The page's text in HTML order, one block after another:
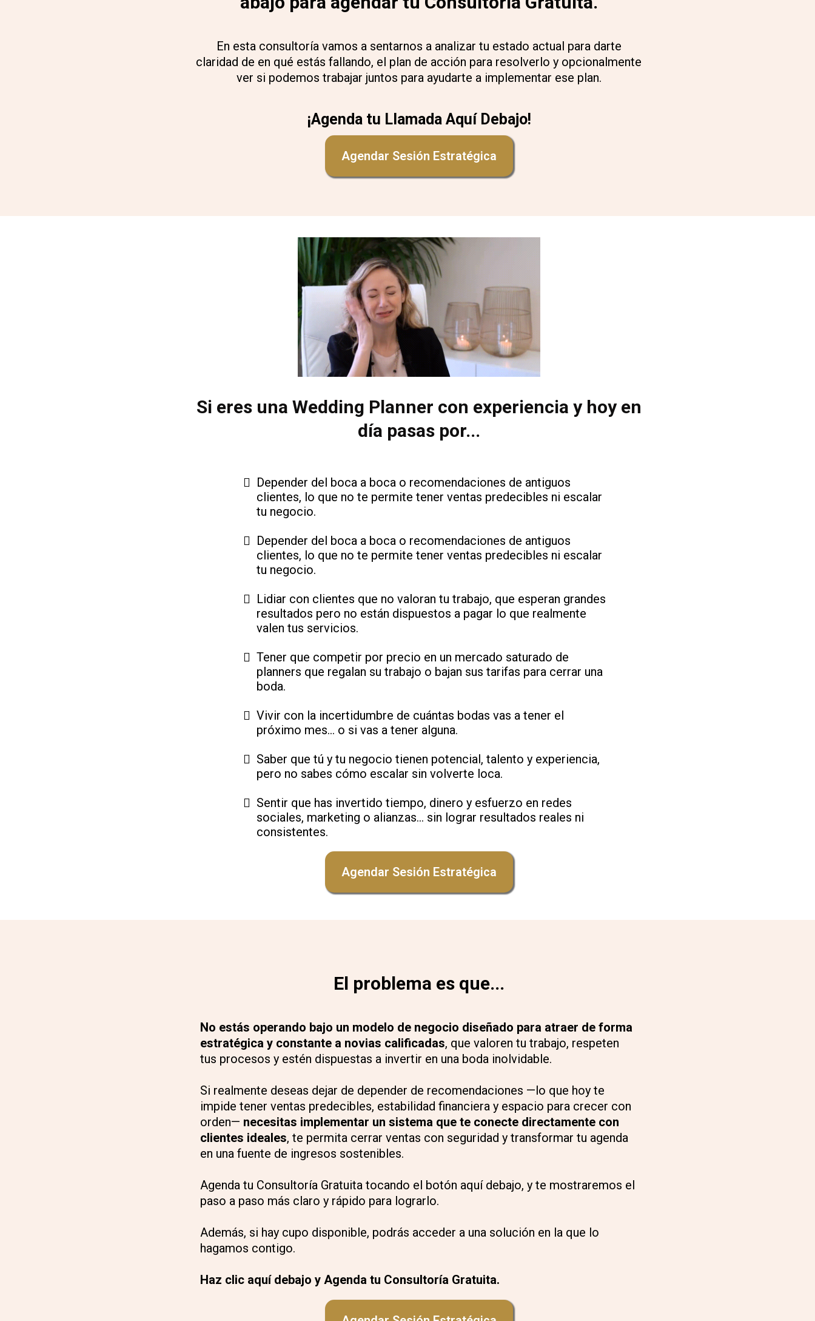
En esta consultoría vamos a sentarnos a analizar tu estado actual para darte
claridad de en qué estás fallando, el plan de acción para resolverlo y opcionalmente
ver si podemos trabajar juntos para ayudarte a implementar ese plan.
¡Agenda tu Llamada Aquí Debajo!
Agendar Sesión Estratégica
Si eres una Wedding Planner con experiencia y hoy en
día pasas por...
Depender del boca a boca o recomendaciones de antiguos
clientes, lo que no te permite tener ventas predecibles ni escalar
tu negocio.
Depender del boca a boca o recomendaciones de antiguos
clientes, lo que no te permite tener ventas predecibles ni escalar
tu negocio.
Lidiar con clientes que no valoran tu trabajo, que esperan grandes
resultados pero no están dispuestos a pagar lo que realmente
valen tus servicios.
Tener que competir por precio en un mercado saturado de
planners que regalan su trabajo o bajan sus tarifas para cerrar una
boda.
Vivir con la incertidumbre de cuántas bodas vas a tener el
próximo mes… o si vas a tener alguna.
Saber que tú y tu negocio tienen potencial, talento y experiencia,
pero no sabes cómo escalar sin volverte loca.
Sentir que has invertido tiempo, dinero y esfuerzo en redes
sociales, marketing o alianzas… sin lograr resultados reales ni
consistentes.
Agendar Sesión Estratégica
El problema es que...
No estás operando bajo un modelo de negocio diseñado para atraer de forma
estratégica y constante a novias calificadas, que valoren tu trabajo, respeten
tus procesos y estén dispuestas a invertir en una boda inolvidable.
Si realmente deseas dejar de depender de recomendaciones —lo que hoy te
impide tener ventas predecibles, estabilidad financiera y espacio para crecer con
orden— necesitas implementar un sistema que te conecte directamente con
clientes ideales, te permita cerrar ventas con seguridad y transformar tu agenda
en una fuente de ingresos sostenibles.
Agenda tu Consultoría Gratuita tocando el botón aquí debajo, y te mostraremos el
paso a paso más claro y rápido para lograrlo.
Además, si hay cupo disponible, podrás acceder a una solución en la que lo
hagamos contigo.
Haz clic aquí debajo y Agenda tu Consultoría Gratuita.